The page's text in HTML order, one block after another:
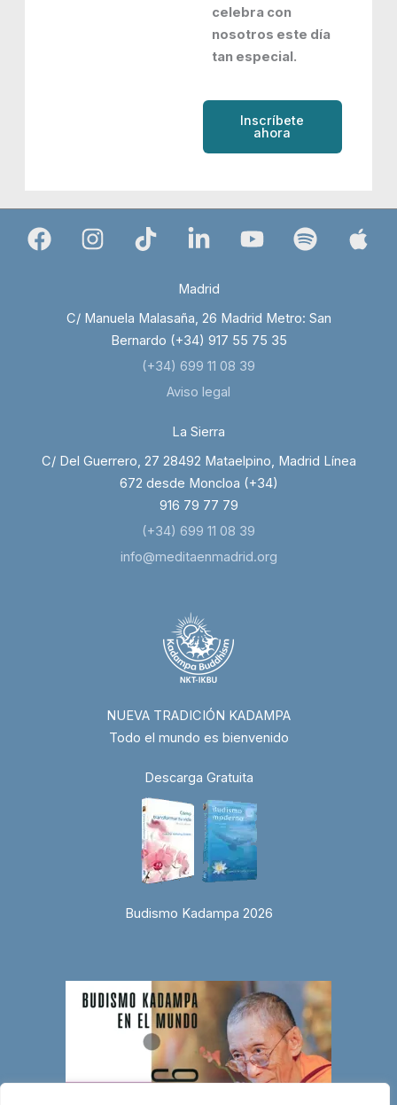
celebra con
nosotros este día
tan especial.
Inscríbete
ahora
Madrid
C/ Manuela Malasaña, 26 Madrid Metro: San
Bernardo (+34) 917 55 75 35
(+34) 699 11 08 39
Aviso legal
La Sierra
C/ Del Guerrero, 27 28492 Mataelpino, Madrid Línea
672 desde Moncloa (+34)
916 79 77 79
(+34) 699 11 08 39
info@meditaenmadrid.org
NUEVA TRADICIÓN KADAMPA
Todo el mundo es bienvenido
Descarga Gratuita
Budismo Kadampa 2026